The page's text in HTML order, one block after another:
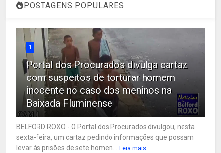
POSTAGENS POPULARES
1
Portal dos Procurados divulga cartaz
com suspeitos de torturar homem
inocente no caso dos meninos na
Baixada Fluminense
BELFORD ROXO - O Portal dos Procurados divulgou, nesta
sexta-feira, um cartaz pedindo informações que possam
levar às prisões de sete homen...
Leia mais